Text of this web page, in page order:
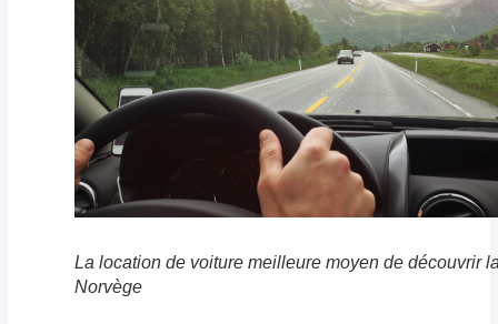
La location de voiture meilleure moyen de découvrir
Norvège